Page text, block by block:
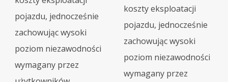
pojazdu, jednocześnie
zachowując wysoki
poziom niezawodności
wymagany przez
koszty eksploatacji
pojazdu, jednocześnie
zachowując wysoki
poziom niezawodności
wymagany przez